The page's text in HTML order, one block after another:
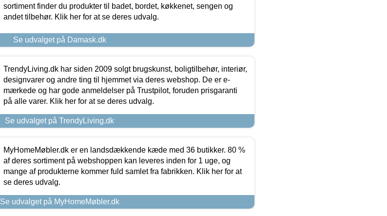
sortiment finder du produkter til badet, bordet, køkkenet, sengen og
andet tilbehør. Klik her for at se deres udvalg.
Se udvalget på Damask.dk
TrendyLiving.dk har siden 2009 solgt brugskunst, boligtilbehør, interiør,
designvarer og andre ting til hjemmet via deres webshop. De er e-
mærkede og har gode anmeldelser på Trustpilot, foruden prisgaranti
på alle varer. Klik her for at se deres udvalg.
Se udvalget på TrendyLiving.dk
MyHomeMøbler.dk er en landsdækkende kæde med 36 butikker. 80 %
af deres sortiment på webshoppen kan leveres inden for 1 uge, og
mange af produkterne kommer fuld samlet fra fabrikken. Klik her for at
se deres udvalg.
Se udvalget på MyHomeMøbler.dk